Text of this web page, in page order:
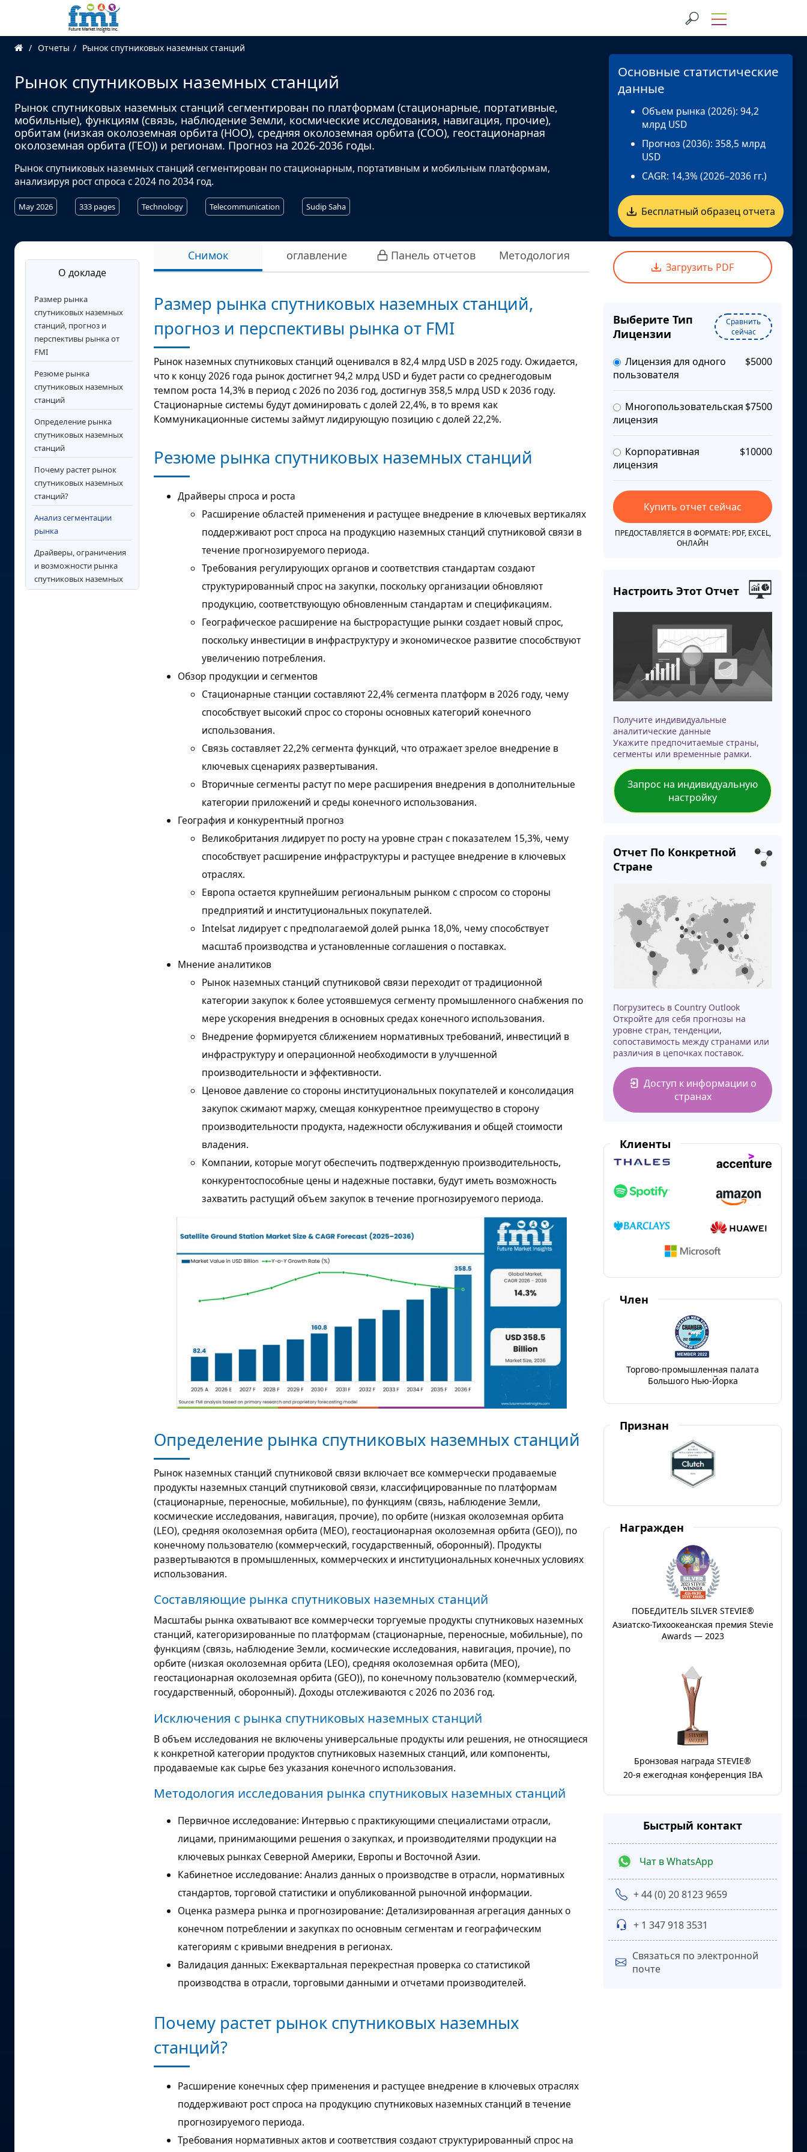
Отчеты Рынок спутниковых наземных станций
Рынок спутниковых наземных станций
Рынок спутниковых наземных станций сегментирован по платформам (стационарные, портативные,
мобильные), функциям (связь, наблюдение Земли, космические исследования, навигация, прочие),
орбитам (низкая околоземная орбита (НОО), средняя околоземная орбита (СОО), геостационарная
околоземная орбита (ГЕО)) и регионам. Прогноз на 2026-2036 годы.
Рынок спутниковых наземных станций сегментирован по стационарным, портативным и мобильным платформам,
анализируя рост спроса с 2024 по 2034 год.
May 2026 333 pages Technology Telecommunication Sudip Saha
Основные статистические
данные
Объем рынка (2026): 94,2
млрд USD
Прогноз (2036): 358,5 млрд
USD
CAGR: 14,3% (2026–2036 гг.)
Бесплатный образец отчета
О докладе
Размер рынка
спутниковых наземных
станций, прогноз и
перспективы рынка от
FMI
Резюме рынка
спутниковых наземных
станций
Определение рынка
спутниковых наземных
станций
Почему растет рынок
спутниковых наземных
станций?
Анализ сегментации
рынка
Драйверы, ограничения
и возможности рынка
спутниковых наземных
станций
Снимок оглавление Панель отчетов Методология
Размер рынка спутниковых наземных станций,
прогноз и перспективы рынка от FMI
Рынок наземных спутниковых станций оценивался в82,4 млрд USD в 2025 году. Ожидается,
что к концу 2026 года рынок достигнет94,2 млрд USD и будет расти со среднегодовым
темпом роста 14,3% в период с 2026 по 2036 год, достигнув358,5 млрд USD к 2036 году.
Стационарные системы будут доминировать с долей 22,4%, в то время как
Коммуникационные системы займут лидирующую позицию с долей 22,2%.
Резюме рынка спутниковых наземных станций
Драйверы спроса и роста
Расширение областей применения и растущее внедрение в ключевых вертикалях
поддерживают рост спроса на продукцию наземных станций спутниковой связи в
течение прогнозируемого периода.
Требования регулирующих органов и соответствия стандартам создают
структурированный спрос на закупки, поскольку организации обновляют
продукцию, соответствующую обновленным стандартам и спецификациям.
Географическое расширение на быстрорастущие рынки создает новый спрос,
поскольку инвестиции в инфраструктуру и экономическое развитие способствуют
увеличению потребления.
Обзор продукции и сегментов
Стационарные станции составляют 22,4% сегмента платформ в 2026 году, чему
способствует высокий спрос со стороны основных категорий конечного
использования.
Связь составляет 22,2% сегмента функций, что отражает зрелое внедрение в
ключевых сценариях развертывания.
Вторичные сегменты растут по мере расширения внедрения в дополнительные
категории приложений и среды конечного использования.
География и конкурентный прогноз
Великобритания лидирует по росту на уровне стран с показателем 15,3%, чему
способствует расширение инфраструктуры и растущее внедрение в ключевых
отраслях.
Европа остается крупнейшим региональным рынком с спросом со стороны
предприятий и институциональных покупателей.
Intelsat лидирует с предполагаемой долей рынка 18,0%, чему способствует
масштаб производства и установленные соглашения о поставках.
Мнение аналитиков
Рынок наземных станций спутниковой связи переходит от традиционной
категории закупок к более устоявшемуся сегменту промышленного снабжения по
мере ускорения внедрения в основных средах конечного использования.
Внедрение формируется сближением нормативных требований, инвестиций в
инфраструктуру и операционной необходимости в улучшенной
производительности и эффективности.
Ценовое давление со стороны институциональных покупателей и консолидация
закупок сжимают маржу, смещая конкурентное преимущество в сторону
производительности продукта, надежности обслуживания и общей стоимости
владения.
Компании, которые могут обеспечить подтвержденную производительность,
конкурентоспособные цены и надежные поставки, будут иметь возможность
захватить растущий объем закупок в течение прогнозируемого периода.
Определение рынка спутниковых наземных станций
Рынок наземных станций спутниковой связи включает все коммерчески продаваемые
продукты наземных станций спутниковой связи, классифицированные по платформам
(стационарные, переносные, мобильные), по функциям (связь, наблюдение Земли,
космические исследования, навигация, прочие), по орбите (низкая околоземная орбита
(LEO), средняя околоземная орбита (MEO), геостационарная околоземная орбита (GEO)), по
конечному пользователю (коммерческий, государственный, оборонный). Продукты
развертываются в промышленных, коммерческих и институциональных конечных условиях
использования.
Составляющие рынка спутниковых наземных станций
Масштабы рынка охватывают все коммерчески торгуемые продукты спутниковых наземных
станций, категоризированные по платформам (стационарные, переносные, мобильные), по
функциям (связь, наблюдение Земли, космические исследования, навигация, прочие), по
орбите (низкая околоземная орбита (LEO), средняя околоземная орбита (MEO),
геостационарная околоземная орбита (GEO)), по конечному пользователю (коммерческий,
государственный, оборонный). Доходы отслеживаются с 2026 по 2036 год.
Исключения с рынка спутниковых наземных станций
В объем исследования не включены универсальные продукты или решения, не относящиеся
к конкретной категории продуктов спутниковых наземных станций, или компоненты,
продаваемые как сырье без указания конечного использования.
Методология исследования рынка спутниковых наземных станций
Первичное исследование: Интервью с практикующими специалистами отрасли,
лицами, принимающими решения о закупках, и производителями продукции на
ключевых рынках Северной Америки, Европы и Восточной Азии.
Кабинетное исследование: Анализ данных о производстве в отрасли, нормативных
стандартов, торговой статистики и опубликованной рыночной информации.
Оценка размера рынка и прогнозирование: Детализированная агрегация данных о
конечном потреблении и закупках по основным сегментам и географическим
категориям с кривыми внедрения в регионах.
Валидация данных: Ежеквартальная перекрестная проверка со статистикой
производства в отрасли, торговыми данными и отчетами производителей.
Почему растет рынок спутниковых наземных
станций?
Расширение конечных сфер применения и растущее внедрение в ключевых отраслях
поддерживают рост спроса на продукцию спутниковых наземных станций в течение
прогнозируемого периода.
Требования нормативных актов и соответствия создают структурированный спрос на
Загрузить PDF
Выберите Тип
Лицензии
Сравнить
сейчас
Лицензия для одного
пользователя
$5000
Многопользовательская
лицензия
$7500
Корпоративная
лицензия
$10000
Купить отчет сейчас
ПРЕДОСТАВЛЯЕТСЯ В ФОРМАТЕ: PDF, EXCEL,
ОНЛАЙН
Настроить Этот Отчет
Получите индивидуальные
аналитические данные
Укажите предпочитаемые страны,
сегменты или временные рамки.
Запрос на индивидуальную
настройку
Отчет По Конкретной
Стране
Погрузитесь в Country Outlook
Откройте для себя прогнозы на
уровне стран, тенденции,
сопоставимость между странами или
различия в цепочках поставок.
Доступ к информации о
странах
Клиенты
Член
Торгово-промышленная палата
Большого Нью-Йорка
Признан
Награжден
ПОБЕДИТЕЛЬ SILVER STEVIE®
Азиатско-Тихоокеанская премия Stevie
Awards — 2023
Бронзовая награда STEVIE®
20-я ежегодная конференция IBA
Быстрый контакт
Чат в WhatsApp
+ 44 (0) 20 8123 9659
+ 1 347 918 3531
Связаться по электронной
почте